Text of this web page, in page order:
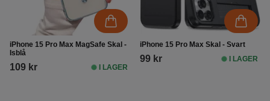
iPhone 15 Pro Max MagSafe Skal -
Isblå
109 kr I LAGER
iPhone 15 Pro Max Skal - Svart
99 kr I LAGER